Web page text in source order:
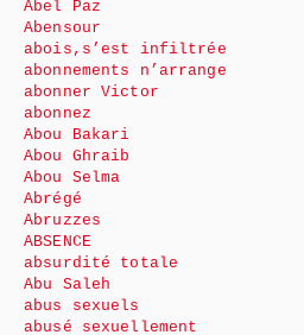
Abel Paz
Abensour
abois,s’est infiltrée
abonnements n’arrange
abonner Victor
abonnez
Abou Bakari
Abou Ghraib
Abou Selma
Abrégé
Abruzzes
ABSENCE
absurdité totale
Abu Saleh
abus sexuels
abusé sexuellement